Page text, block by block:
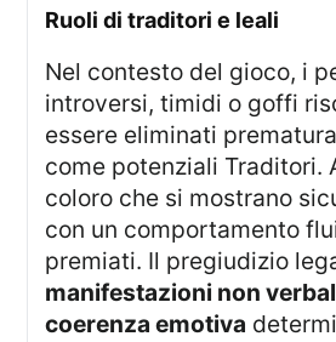
ruoli di traditori e leali
Nel contesto del gioco, i personaggi più
introversi, timidi o goffi
essere eliminati
come potenziali Traditori.
coloro che si mostrano
con un comportamento
premiati. Il pregiudizio
manifestazioni non
coerenza emotiva